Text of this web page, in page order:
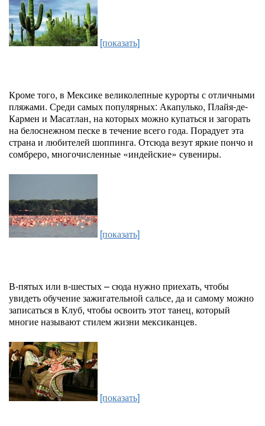
[показать]
Кроме того, в Мексике великолепные курорты с отличными
пляжами. Среди самых популярных: Акапулько, Плайя-де-
Кармен и Масатлан, на которых можно купаться и загорать
на белоснежном песке в течение всего года. Порадует эта
страна и любителей шоппинга. Отсюда везут яркие пончо и
сомбреро, многочисленные «индейские» сувениры.
[показать]
В-пятых или в-шестых – сюда нужно приехать, чтобы
увидеть обучение зажигательной сальсе, да и самому можно
записаться в Клуб, чтобы освоить этот танец, который
многие называют стилем жизни мексиканцев.
[показать]